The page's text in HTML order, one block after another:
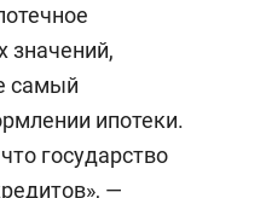
значений,
самый
ипотеки.
государство
—